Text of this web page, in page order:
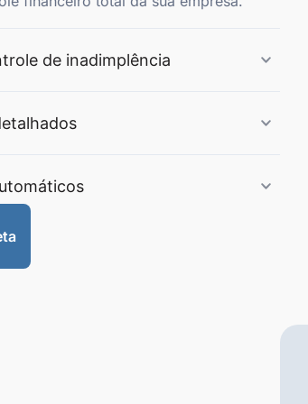
de inadimplência